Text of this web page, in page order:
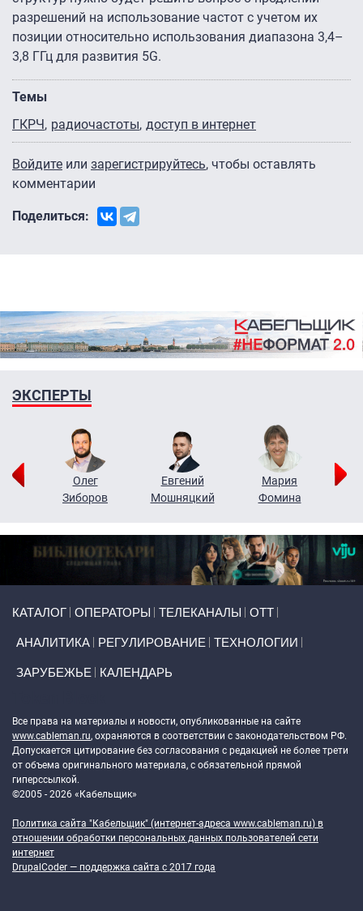
разрешений на использование частот с учетом их
позиции относительно использования диапазона 3,4–
3,8 ГГц для развития 5G.
Темы
ГКРЧ
радиочастоты доступ в интернет
Войдите или зарегистрируйтесь, чтобы оставлять
комментарии
Поделиться:
ЭКСПЕРТЫ
Олег
Зиборов
Евгений
Мошняцкий
Мария
Фомина
КАТАЛОГ ОПЕРАТОРЫ ТЕЛЕКАНАЛЫ ОТТ
АНАЛИТИКА РЕГУЛИРОВАНИЕ ТЕХНОЛОГИИ
ЗАРУБЕЖЬЕ КАЛЕНДАРЬ
Все права на материалы и новости, опубликованные на сайте
www.cableman.ru, охраняются в соответствии с законодательством РФ.
Допускается цитирование без согласования с редакцией не более трети
от объема оригинального материала, с обязательной прямой
гиперссылкой.
©2005 - 2026 «Кабельщик»
Политика сайта "Кабельщик" (интернет-адреса www.cableman.ru) в
отношении обработки персональных данных пользователей сети
интернет
DrupalCoder — поддержка сайта c 2017 года